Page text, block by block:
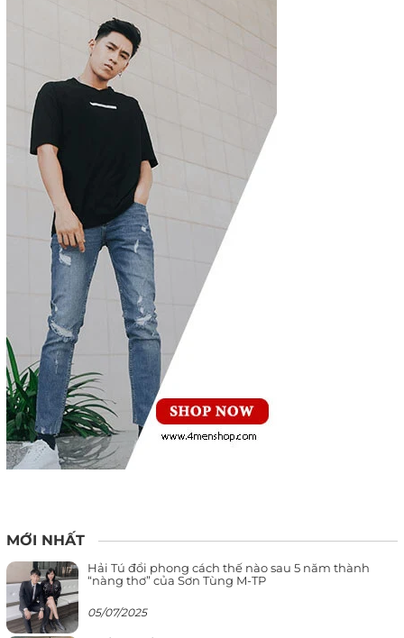
MỚI NHẤT
Hải Tú đổi phong cách thế nào sau 5 năm thành
“nàng thơ” của Sơn Tùng M-TP
05/07/2025